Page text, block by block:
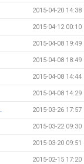
2015-04-20 14:38
2015-04-12 00:10
2015-04-08 19:49
2015-04-08 18:49
2015-04-08 14:44
2015-04-08 14:29
2015-03-26 17:57
2015-03-22 09:30
2015-03-20 09:51
2015-02-15 17:20